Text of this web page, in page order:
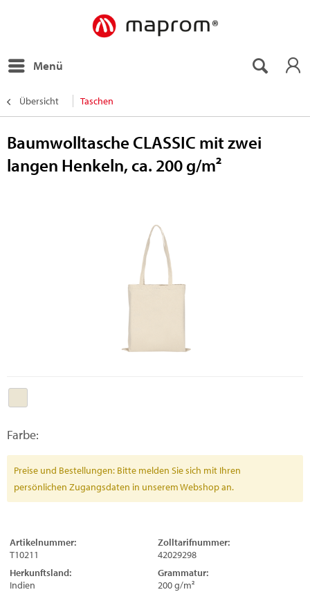
Menü
Übersicht Taschen
Baumwolltasche CLASSIC mit zwei
langen Henkeln, ca. 200 g/m²
Farbe:
Preise und Bestellungen: Bitte melden Sie sich mit Ihren
persönlichen Zugangsdaten in unserem Webshop an.
Artikelnummer:
T10211
Zolltarifnummer:
42029298
Herkunftsland:
Indien
Grammatur:
200 g/m²